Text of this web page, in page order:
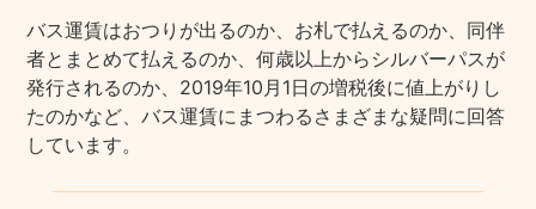
バス運賃はおつりが出るのか、お札で払えるのか、同伴
者とまとめて払えるのか、何歳以上からシルバーパスが
発行されるのか、2019年10月1日の増税後に値上がりし
たのかなど、バス運賃にまつわるさまざまな疑問に回答
しています。